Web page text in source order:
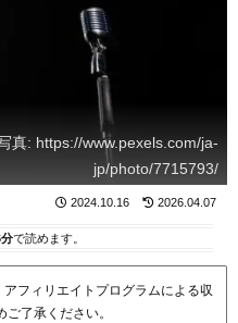
真: https://www.pexels.com/ja-
jp/photo/7715793/
2024.10.16 2026.04.07
で読めます。
フィリエイトプログラムによる収
了承ください。